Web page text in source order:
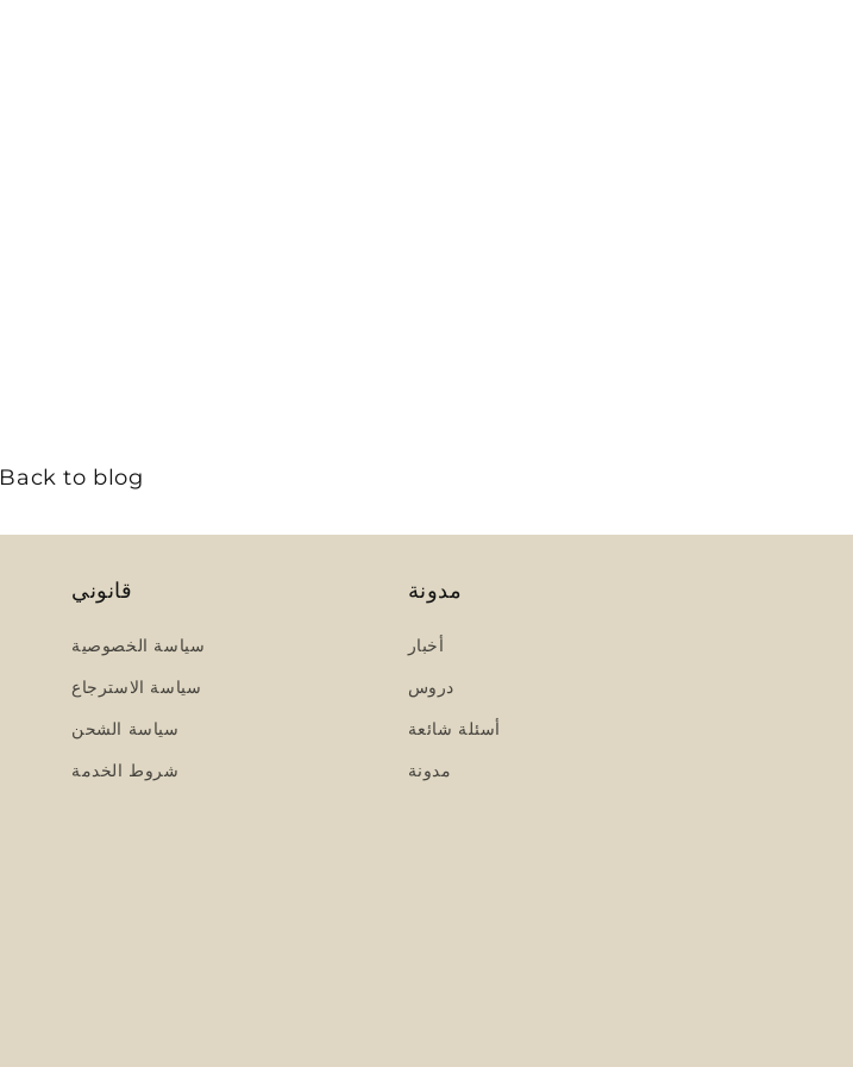
Back to blog
قانوني
سياسة الخصوصية
سياسة الاسترجاع
سياسة الشحن
شروط الخدمة
مدونة
أخبار
دروس
أسئلة شائعة
مدونة